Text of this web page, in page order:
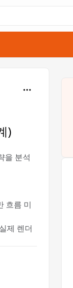
)
을 분석
흐름 미
제 렌더